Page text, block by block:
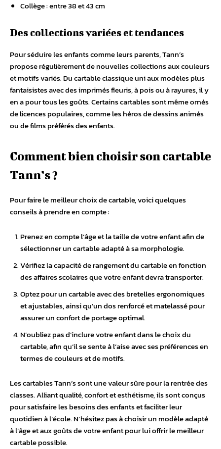
Collège : entre 38 et 43 cm
Des collections variées et tendances
Pour séduire les enfants comme leurs parents, Tann’s
propose régulièrement de nouvelles collections aux couleurs
et motifs variés. Du cartable classique uni aux modèles plus
fantaisistes avec des imprimés fleuris, à pois ou à rayures, il y
en a pour tous les goûts. Certains cartables sont même ornés
de licences populaires, comme les héros de dessins animés
ou de films préférés des enfants.
Comment bien choisir son cartable
Tann’s ?
Pour faire le meilleur choix de cartable, voici quelques
conseils à prendre en compte :
Prenez en compte l’âge et la taille de votre enfant afin de
sélectionner un cartable adapté à sa morphologie.
Vérifiez la capacité de rangement du cartable en fonction
des affaires scolaires que votre enfant devra transporter.
Optez pour un cartable avec des bretelles ergonomiques
et ajustables, ainsi qu’un dos renforcé et matelassé pour
assurer un confort de portage optimal.
N’oubliez pas d’inclure votre enfant dans le choix du
cartable, afin qu’il se sente à l’aise avec ses préférences en
termes de couleurs et de motifs.
Les cartables Tann’s sont une valeur sûre pour la rentrée des
classes. Alliant qualité, confort et esthétisme, ils sont conçus
pour satisfaire les besoins des enfants et faciliter leur
quotidien à l’école. N’hésitez pas à choisir un modèle adapté
à l’âge et aux goûts de votre enfant pour lui offrir le meilleur
cartable possible.